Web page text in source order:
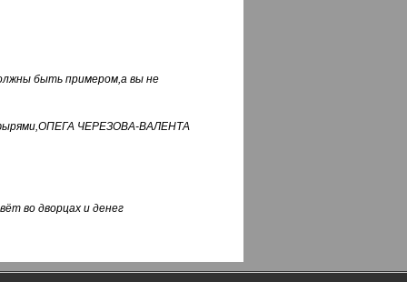
быть примером,а вы не
ЧЕРЕЗОВА-ВАЛЕНТА
во дворцах и денег